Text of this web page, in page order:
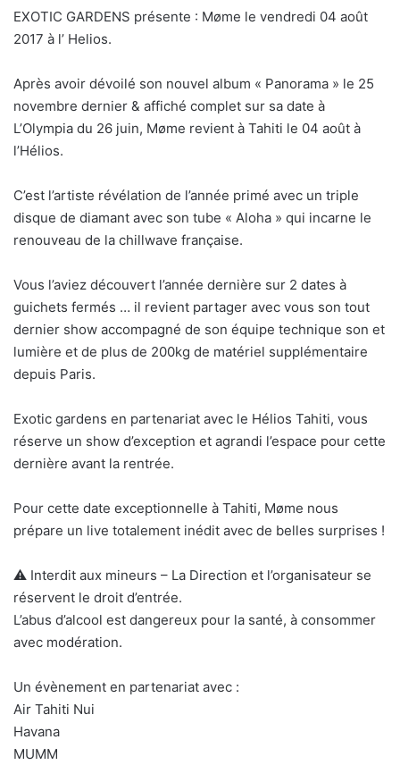
EXOTIC GARDENS présente : Møme le vendredi 04 août
2017 à l’ Helios.
Après avoir dévoilé son nouvel album « Panorama » le 25
novembre dernier & affiché complet sur sa date à
L’Olympia du 26 juin, Møme revient à Tahiti le 04 août à
l’Hélios.
C’est l’artiste révélation de l’année primé avec un triple
disque de diamant avec son tube « Aloha » qui incarne le
renouveau de la chillwave française.
Vous l’aviez découvert l’année dernière sur 2 dates à
guichets fermés … il revient partager avec vous son tout
dernier show accompagné de son équipe technique son et
lumière et de plus de 200kg de matériel supplémentaire
depuis Paris.
Exotic gardens en partenariat avec le Hélios Tahiti, vous
réserve un show d’exception et agrandi l’espace pour cette
dernière avant la rentrée.
Pour cette date exceptionnelle à Tahiti, Møme nous
prépare un live totalement inédit avec de belles surprises !
⚠️ Interdit aux mineurs – La Direction et l’organisateur se
réservent le droit d’entrée.
L’abus d’alcool est dangereux pour la santé, à consommer
avec modération.
Un évènement en partenariat avec :
Air Tahiti Nui
Havana
MUMM